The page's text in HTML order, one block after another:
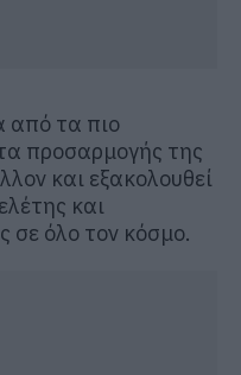
από τα πιο
προσαρμογής της
και εξακολουθεί
και
όλο τον κόσμο.